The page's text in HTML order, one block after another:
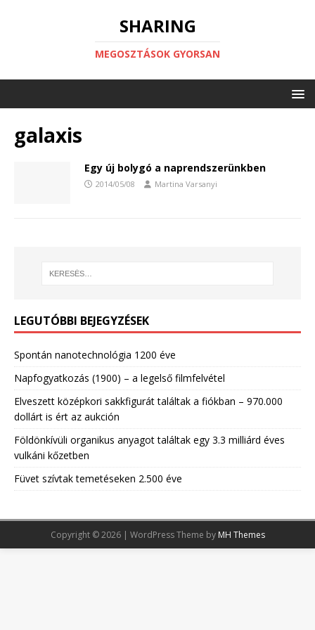
SHARING
MEGOSZTÁSOK GYORSAN
galaxis
Egy új bolygó a naprendszerünkben
2014/05/08 Martina Varsanyi
LEGUTÓBBI BEJEGYZÉSEK
Spontán nanotechnológia 1200 éve
Napfogyatkozás (1900) – a legelső filmfelvétel
Elveszett középkori sakkfigurát találtak a fiókban – 970.000
dollárt is ért az aukción
Földönkívüli organikus anyagot találtak egy 3.3 milliárd éves
vulkáni kőzetben
Füvet szívtak temetéseken 2.500 éve
Copyright © 2026 | WordPress Theme by MH Themes